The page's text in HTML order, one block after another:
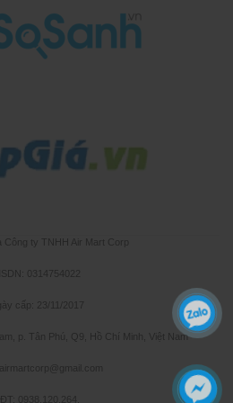
Công ty TNHH Air Mart Corp
0314754022
cấp: 23/11/2017
p. Tân Phú, Q9, Hồ Chí Minh, Việt Nam
0938.120.264.